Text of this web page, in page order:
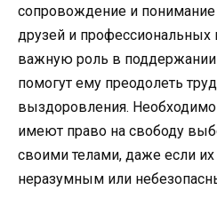
сопровождение и
друзей и профессиональных
важную роль в
помогут ему преодолеть
выздоровления.
имеют право на свободу
своими телами, даже если
неразумным или